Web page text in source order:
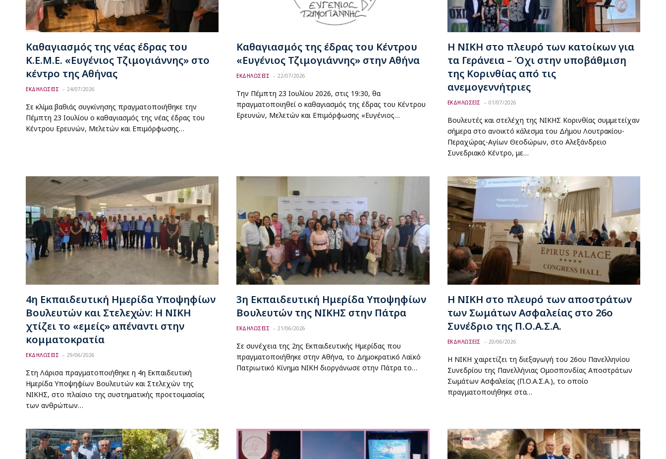
Καθαγιασμός της νέας έδρας του
Κ.Ε.Μ.Ε. «Ευγένιος Τζιμογιάννης» στο
κέντρο της Αθήνας
ΕΚΔΗΛΩΣΕΙΣ 24/07/2026
Σε κλίμα βαθιάς συγκίνησης πραγματοποιήθηκε την
Πέμπτη 23 Ιουλίου ο καθαγιασμός της νέας έδρας του
Κέντρου Ερευνών, Μελετών και Επιμόρφωσης…
Καθαγιασμός της έδρας του Κέντρου
«Ευγένιος Τζιμογιάννης» στην Αθήνα
ΕΚΔΗΛΩΣΕΙΣ 22/07/2026
Την Πέμπτη 23 Ιουλίου 2026, στις 19:30, θα
πραγματοποιηθεί ο καθαγιασμός της έδρας του Κέντρου
Ερευνών, Μελετών και Επιμόρφωσης «Ευγένιος…
Η ΝΙΚΗ στο πλευρό των κατοίκων για
τα Γεράνεια – Όχι στην υποβάθμιση
της Κορινθίας από τις
ανεμογεννήτριες
ΕΚΔΗΛΩΣΕΙΣ 01/07/2026
Βουλευτές και στελέχη της ΝΙΚΗΣ Κορινθίας συμμετείχαν
σήμερα στο ανοικτό κάλεσμα του Δήμου Λουτρακίου-
Περαχώρας-Αγίων Θεοδώρων, στο Αλεξάνδρειο
Συνεδριακό Κέντρο, με…
4η Εκπαιδευτική Ημερίδα Υποψηφίων
Βουλευτών και Στελεχών: Η ΝΙΚΗ
χτίζει το «εμείς» απέναντι στην
κομματοκρατία
ΕΚΔΗΛΩΣΕΙΣ 29/06/2026
Στη Λάρισα πραγματοποιήθηκε η 4η Εκπαιδευτική
Ημερίδα Υποψηφίων Βουλευτών και Στελεχών της
ΝΙΚΗΣ, στο πλαίσιο της συστηματικής προετοιμασίας
των ανθρώπων…
3η Εκπαιδευτική Ημερίδα Υποψηφίων
Βουλευτών της ΝΙΚΗΣ στην Πάτρα
ΕΚΔΗΛΩΣΕΙΣ 21/06/2026
Σε συνέχεια της 2ης Εκπαιδευτικής Ημερίδας που
πραγματοποιήθηκε στην Αθήνα, το Δημοκρατικό Λαϊκό
Πατριωτικό Κίνημα ΝΙΚΗ διοργάνωσε στην Πάτρα το…
Η ΝΙΚΗ στο πλευρό των αποστράτων
των Σωμάτων Ασφαλείας στο 26ο
Συνέδριο της Π.Ο.Α.Σ.Α.
ΕΚΔΗΛΩΣΕΙΣ 20/06/2026
Η ΝΙΚΗ χαιρετίζει τη διεξαγωγή του 26ου Πανελληνίου
Συνεδρίου της Πανελλήνιας Ομοσπονδίας Αποστράτων
Σωμάτων Ασφαλείας (Π.Ο.Α.Σ.Α.), το οποίο
πραγματοποιήθηκε στα…